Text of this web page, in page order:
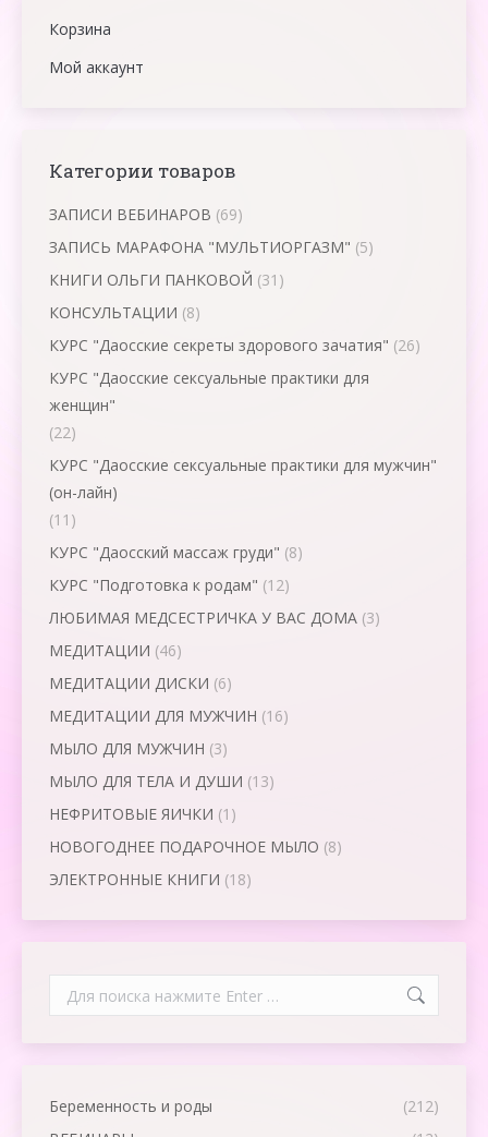
Корзина
Мой аккаунт
Категории товаров
ЗАПИСИ ВЕБИНАРОВ (69)
ЗАПИСЬ МАРАФОНА "МУЛЬТИОРГАЗМ" (5)
КНИГИ ОЛЬГИ ПАНКОВОЙ (31)
КОНСУЛЬТАЦИИ (8)
КУРС "Даосские секреты здорового зачатия" (26)
КУРС "Даосские сексуальные практики для
женщин"
(22)
КУРС "Даосские сексуальные практики для мужчин"
(он-лайн)
(11)
КУРС "Даосский массаж груди" (8)
КУРС "Подготовка к родам" (12)
ЛЮБИМАЯ МЕДСЕСТРИЧКА У ВАС ДОМА (3)
МЕДИТАЦИИ (46)
МЕДИТАЦИИ ДИСКИ (6)
МЕДИТАЦИИ ДЛЯ МУЖЧИН (16)
МЫЛО ДЛЯ МУЖЧИН (3)
МЫЛО ДЛЯ ТЕЛА И ДУШИ (13)
НЕФРИТОВЫЕ ЯИЧКИ (1)
НОВОГОДНЕЕ ПОДАРОЧНОЕ МЫЛО (8)
ЭЛЕКТРОННЫЕ КНИГИ (18)
Search:
Беременность и роды
(212)